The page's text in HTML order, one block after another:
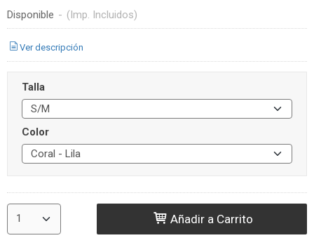
Disponible - (Imp. Incluidos)
Ver descripción
Talla
Color
Añadir a Carrito